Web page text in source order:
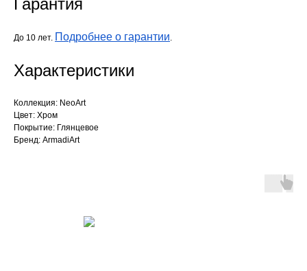
Гарантия
До 10 лет. Подробнее о гарантии.
Характеристики
Коллекция: NeoArt
Цвет: Хром
Покрытие: Глянцевое
Бренд: ArmadiArt